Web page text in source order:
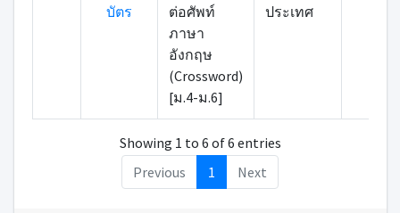
บัตร
ต่อศัพท์
ภาษา
อังกฤษ
(Crossword)
[ม.4-ม.6]
ประเทศ
Showing 1 to 6 of 6 entries
Previous
1 Next